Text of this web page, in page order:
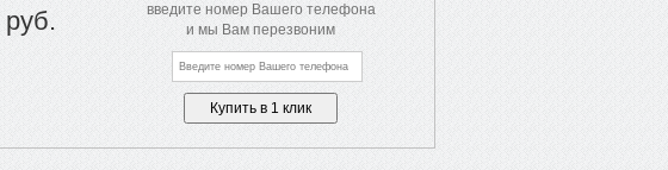
руб.
введите номер Вашего телефона
и мы Вам перезвоним